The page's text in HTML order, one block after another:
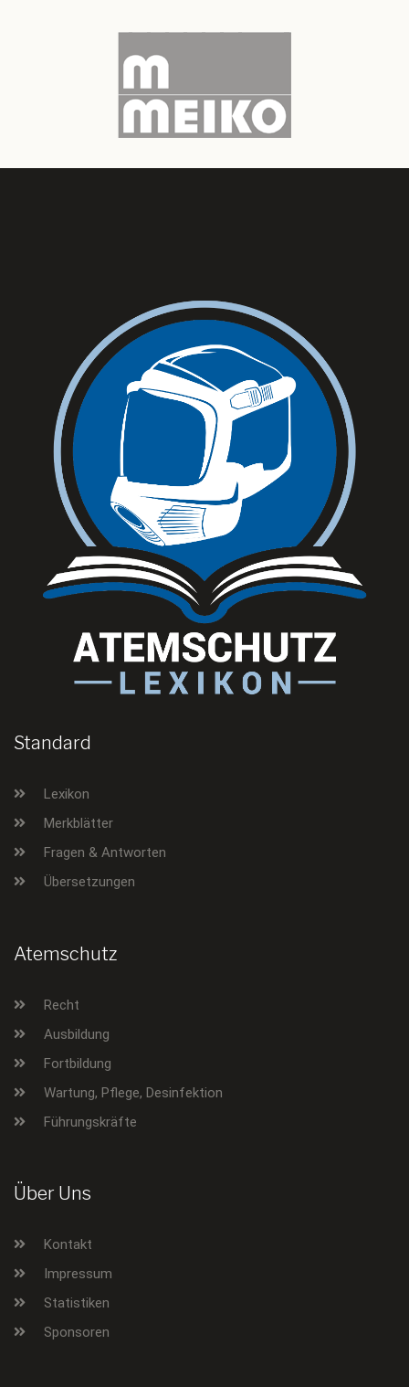
Standard
Lexikon
Merkblätter
Fragen & Antworten
Übersetzungen
Atemschutz
Recht
Ausbildung
Fortbildung
Wartung, Pflege, Desinfektion
Führungskräfte
Über Uns
Kontakt
Impressum
Statistiken
Sponsoren